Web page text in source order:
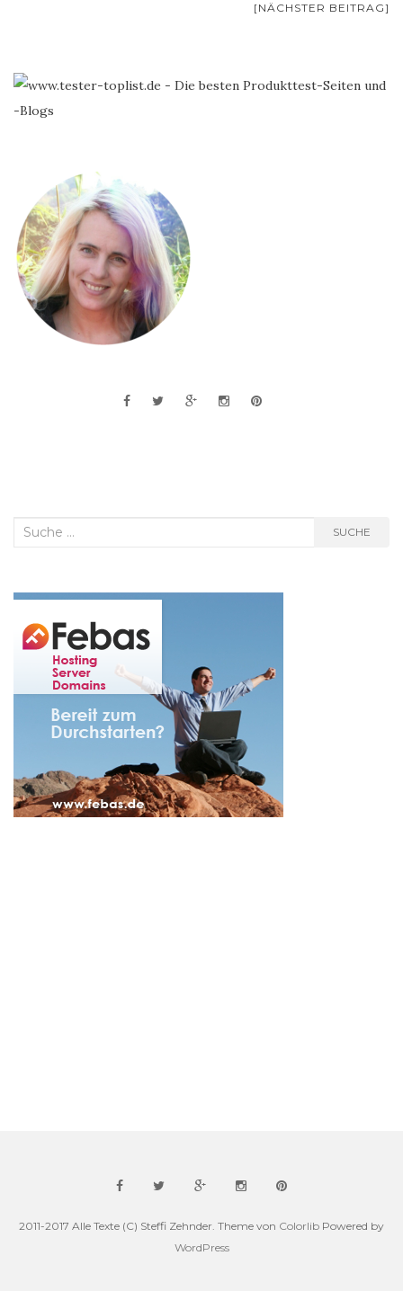
[NÄCHSTER BEITRAG]
Suche
SUCHE
2011-2017 Alle Texte (C) Steffi Zehnder. Theme von Colorlib Powered by
WordPress